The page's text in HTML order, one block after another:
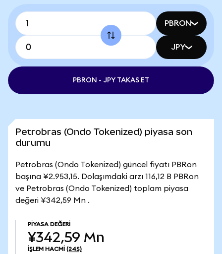
PBRON
JPY
PBRON - JPY TAKAS ET
Petrobras (Ondo Tokenized) piyasa son
durumu
Petrobras (Ondo Tokenized) güncel fiyatı PBRon
başına ¥2.953,15. Dolaşımdaki arzı 116,12 B PBRon
ve Petrobras (Ondo Tokenized) toplam piyasa
değeri ¥342,59 Mn .
PIYASA DEĞERI
¥342,59 Mn
İŞLEM HACMI (24S)